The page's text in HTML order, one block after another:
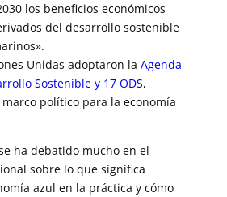
los beneficios económicos
del desarrollo sostenible
Unidas adoptaron la Agenda
Sostenible y 17 ODS,
político para la economía
ha debatido mucho en el
sobre lo que significa
azul en la práctica y cómo